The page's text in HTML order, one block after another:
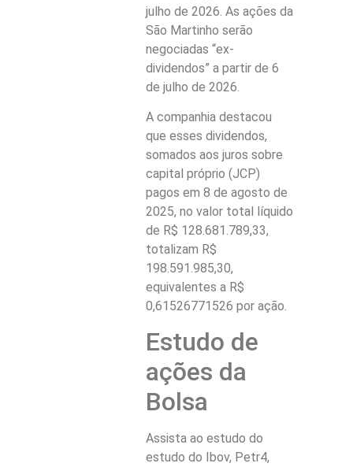
julho de 2026. As ações da
São Martinho serão
negociadas “ex-
dividendos” a partir de 6
de julho de 2026.
A companhia destacou
que esses dividendos,
somados aos juros sobre
capital próprio (JCP)
pagos em 8 de agosto de
2025, no valor total líquido
de R$ 128.681.789,33,
totalizam R$
198.591.985,30,
equivalentes a R$
0,61526771526 por ação.
Estudo de
ações da
Bolsa
Assista ao estudo do
estudo do Ibov, Petr4,